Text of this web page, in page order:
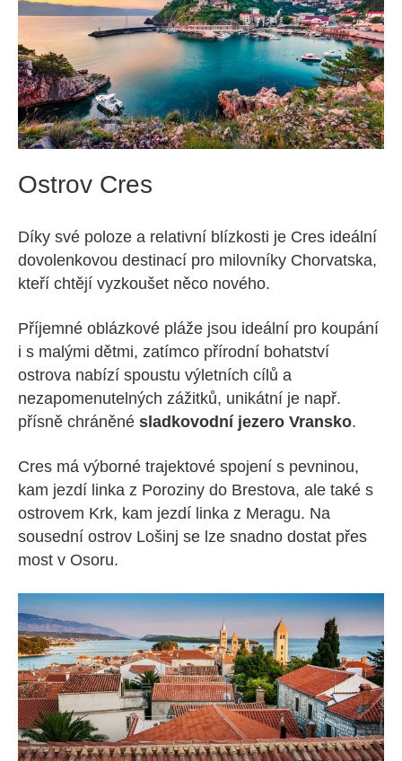
Ostrov Cres
Díky své poloze a relativní blízkosti je Cres ideální
dovolenkovou destinací pro milovníky Chorvatska,
kteří chtějí vyzkoušet něco nového.
Příjemné oblázkové pláže jsou ideální pro koupání
i s malými dětmi, zatímco přírodní bohatství
ostrova nabízí spoustu výletních cílů a
nezapomenutelných zážitků, unikátní je např.
přísně chráněné sladkovodní jezero Vransko.
Cres má výborné trajektové spojení s pevninou,
kam jezdí linka z Poroziny do Brestova, ale také s
ostrovem Krk, kam jezdí linka z Meragu. Na
sousední ostrov Lošinj se lze snadno dostat přes
most v Osoru.